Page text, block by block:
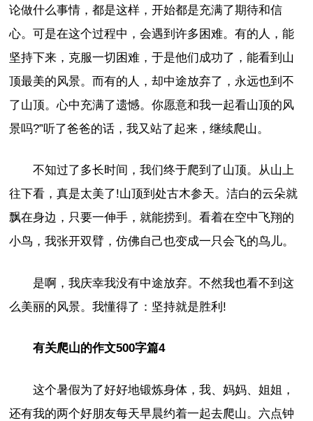
论做什么事情，都是这样，开始都是充满了期待和信
心。可是在这个过程中，会遇到许多困难。有的人，能
坚持下来，克服一切困难，于是他们成功了，能看到山
顶最美的风景。而有的人，却中途放弃了，永远也到不
了山顶。心中充满了遗憾。你愿意和我一起看山顶的风
景吗?”听了爸爸的话，我又站了起来，继续爬山。
不知过了多长时间，我们终于爬到了山顶。从山上
往下看，真是太美了!山顶到处古木参天。洁白的云朵就
飘在身边，只要一伸手，就能捞到。看着在空中飞翔的
小鸟，我张开双臂，仿佛自己也变成一只会飞的鸟儿。
是啊，我庆幸我没有中途放弃。不然我也看不到这
么美丽的风景。我懂得了：坚持就是胜利!
有关爬山的作文500字篇4
这个暑假为了好好地锻炼身体，我、妈妈、姐姐，
还有我的两个好朋友每天早晨约着一起去爬山。六点钟